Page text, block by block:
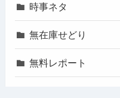
時事ネタ
無在庫せどり
無料レポート